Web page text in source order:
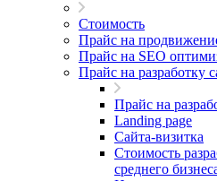
Стоимость
Прайс на
Прайс на SEO
Прайс на разработку
Прайс на
Landing page
Cайта-визитка
Стоимость
среднего